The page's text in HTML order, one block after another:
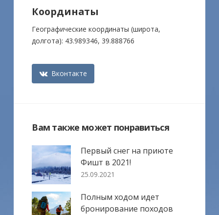
Координаты
Географические координаты (широта,
долгота): 43.989346, 39.888766
Вконтакте
Вам также может понравиться
Первый снег на приюте
Фишт в 2021!
25.09.2021
Полным ходом идет
бронирование походов